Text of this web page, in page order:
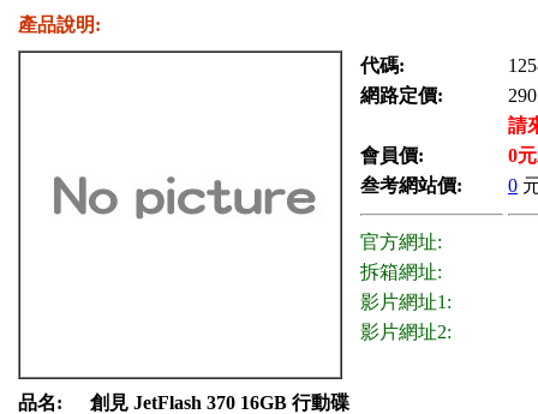
產品說明:
代碼:
網路定價:
290
請
會員價:
0
叁考網站價:
0
官方網址:
拆箱網址:
影片網址1:
影片網址2:
品名:
創見 JetFlash 370 16GB 行動碟